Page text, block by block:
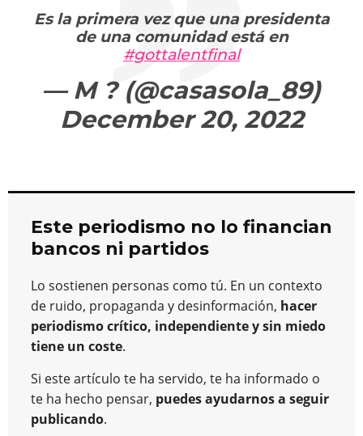
Es la primera vez que una presidenta
de una comunidad está en
#gottalentfinal
— M ? (@casasola_89)
December 20, 2022
Este periodismo no lo financian
bancos ni partidos
Lo sostienen personas como tú. En un contexto
de ruido, propaganda y desinformación, hacer
periodismo crítico, independiente y sin miedo
tiene un coste.
Si este artículo te ha servido, te ha informado o
te ha hecho pensar, puedes ayudarnos a seguir
publicando.